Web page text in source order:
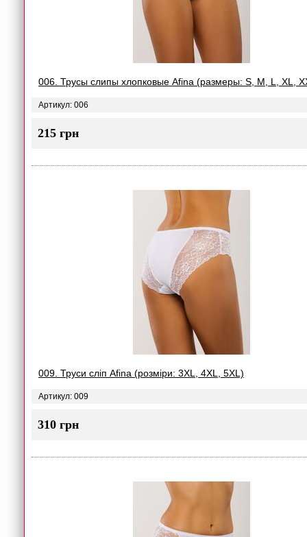
006. Трусы слипы хлопковые Afina (размеры: S, M, L, XL,
Артикул: 006
215 грн
009. Труси сліп Afina (розміри: 3XL, 4XL, 5XL)
Артикул: 009
310 грн